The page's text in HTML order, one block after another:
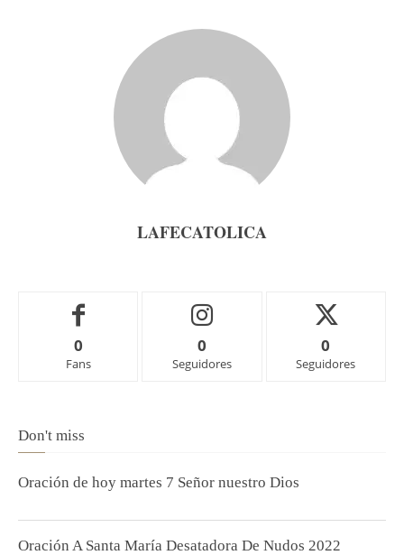
LAFECATOLICA
0
Fans
0
Seguidores
0
Seguidores
Don't miss
Oración de hoy martes 7 Señor nuestro Dios
Oración A Santa María Desatadora De Nudos 2022